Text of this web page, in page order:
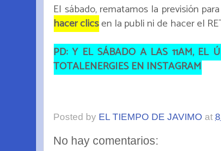
El sábado, rematamos la previsión
hacer clicsen la publi ni de hacer el
PD: Y EL SÁBADO A LAS 11AM, EL
TOTALENERGIES EN INSTAGRAM
Posted by EL TIEMPO DE JAVIMO at
No hay comentarios: